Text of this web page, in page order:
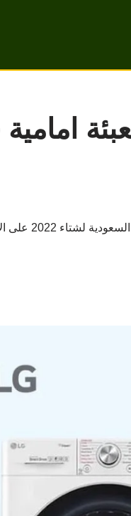
اشتر غسالة ال جي تعبئة امامية